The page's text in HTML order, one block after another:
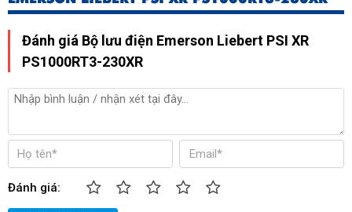
Đánh giá Bộ lưu điện Emerson Liebert PSI XR
PS1000RT3-230XR
Đánh giá: